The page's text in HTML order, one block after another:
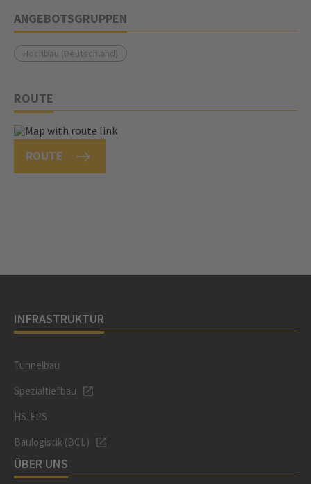
ANGEBOTSGRUPPEN
Hochbau (Deutschland)
ROUTE
ROUTE
INFRASTRUKTUR
Tunnelbau
Spezialtiefbau
HS-EPS
Baulogistik (BCL)
ÜBER UNS